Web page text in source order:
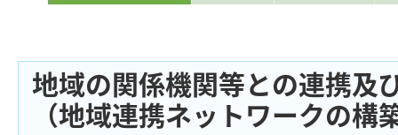
地域の関係機関等との連携及
（地域連携ネットワークの構